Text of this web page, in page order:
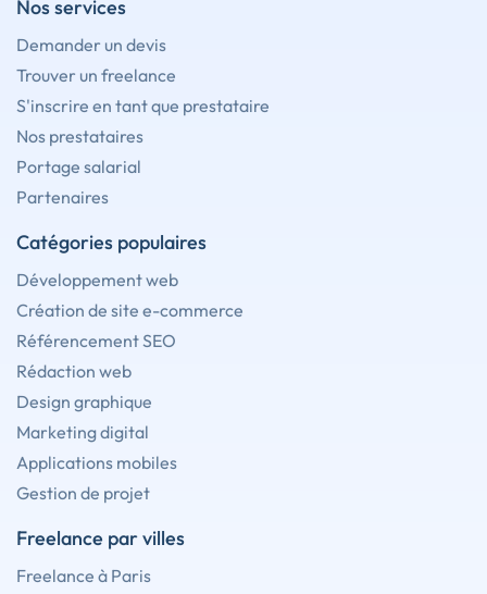
Nos services
Demander un devis
Trouver un freelance
S'inscrire en tant que prestataire
Nos prestataires
Portage salarial
Partenaires
Catégories populaires
Développement web
Création de site e-commerce
Référencement SEO
Rédaction web
Design graphique
Marketing digital
Applications mobiles
Gestion de projet
Freelance par villes
Freelance à Paris